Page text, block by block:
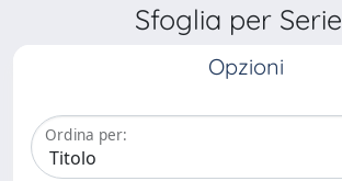
Sfoglia per Serie
Opzioni
Ordina per: